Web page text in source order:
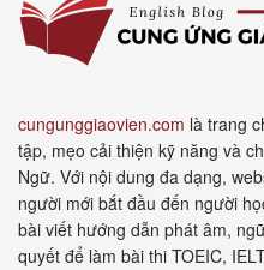
cungunggiaovien.com là trang
tập, mẹo cải thiện kỹ năng và
Ngữ. Với nội dung đa dạng,
người mới bắt đầu đến người
bài viết hướng dẫn phát âm,
quyết để làm bài thi TOEIC,